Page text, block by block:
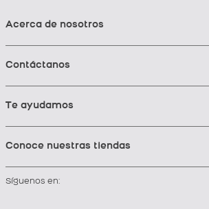
Acerca de nosotros
Contáctanos
Te ayudamos
Conoce nuestras tiendas
Síguenos en: